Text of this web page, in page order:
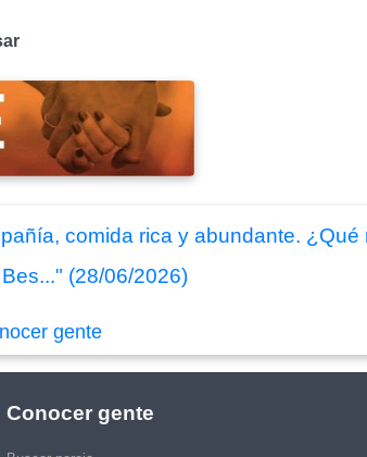
comida rica y abundante. ¿Qué
(28/06/2026)
gente
Conocer gente